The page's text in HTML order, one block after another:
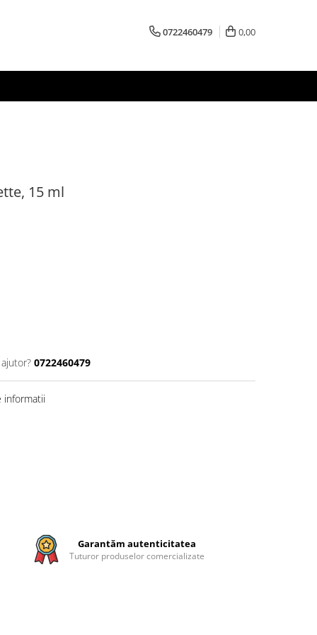
0722460479 0,00
15 ml
0722460479
informatii
Garantăm autenticitatea
Tuturor produselor comercializate